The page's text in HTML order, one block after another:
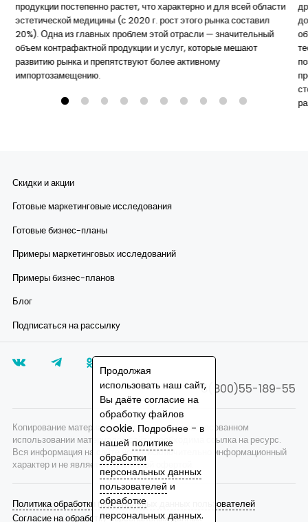
продукции постепенно растет, что характерно и для всей области
эстетической медицины (с 2020 г. рост этого рынка составил
20%). Одна из главных проблем этой отрасли — значительный
объем контрафактной продукции и услуг, которые мешают
развитию рынка и препятствуют более активному
импортозамещению.
Скидки и акции
Готовые маркетинговые исследования
Готовые бизнес-планы
Примеры маркетинговых исследований
Примеры бизнес-планов
Блог
Подписаться на рассылку
8(800)55-189-55
Политика обработки персональных данных пользователей
Согласие на обработку персональных данных
Копирование материалов запрещено, при согласованном
использовании материалов сайта необходима ссылка на ресурс.
Вся информация на сайте носит исключительно информационный
характер и не является публичной офертой.
Продолжая
использовать наш сайт,
Вы даёте согласие на
обработку файлов
cookie. Подробнее - в
нашей политике
обработки
персональных данных
пользователей и
обработке
персональных данных.